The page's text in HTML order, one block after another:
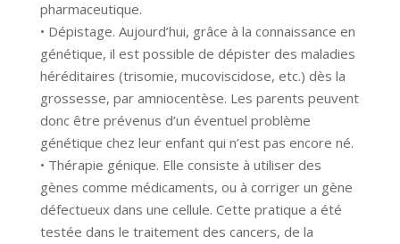
pharmaceutique.
• Dépistage. Aujourd’hui, grâce à la connaissance en
génétique, il est possible de dépister des maladies
héréditaires (trisomie, mucoviscidose, etc.) dès la
grossesse, par amniocentèse. Les parents peuvent
donc être prévenus d’un éventuel problème
génétique chez leur enfant qui n’est pas encore né.
• Thérapie génique. Elle consiste à utiliser des
gènes comme médicaments, ou à corriger un gène
défectueux dans une cellule. Cette pratique a été
testée dans le traitement des cancers, de la